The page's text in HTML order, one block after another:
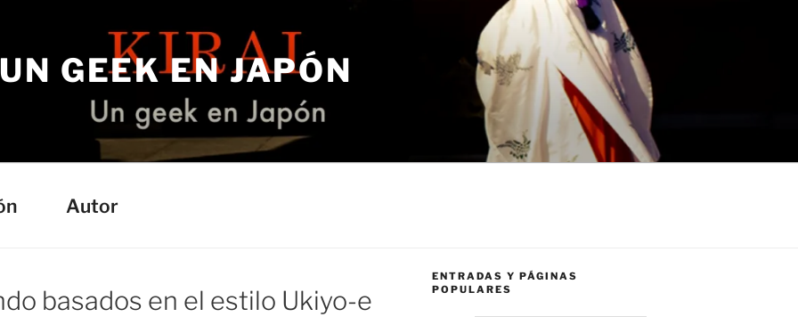
GEEK EN JAPÓN
Autor
basados en el estilo Ukiyo-e
ENTRADAS Y PÁGINAS
POPULARES